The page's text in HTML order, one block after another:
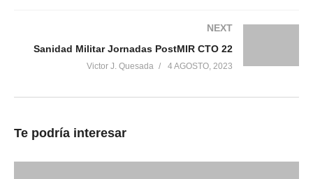
oportunidad de futuro. 2023
En «Médicos militares»
en España: experiencia real
29 abril, 2026
22 febrero, 2020
NEXT
Sanidad Militar Jornadas PostMIR CTO 22
Victor J. Quesada 4 AGOSTO, 2023
Te podría interesar